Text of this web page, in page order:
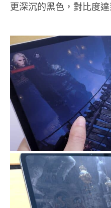
更深沉的黑色，對比度